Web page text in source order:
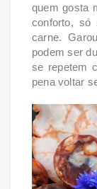
quem gosta
conforto,
carne.
podem ser
se repetem
pena voltar